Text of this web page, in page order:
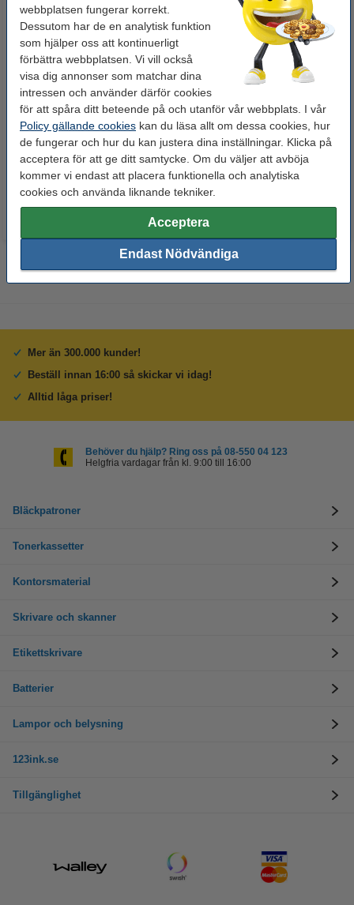
webbplatsen fungerar korrekt.
Dessutom har de en analytisk funktion
som hjälper oss att kontinuerligt
förbättra webbplatsen. Vi vill också
visa dig annonser som matchar dina
intressen och använder därför cookies
för att spåra ditt beteende på och utanför vår webbplats. I vår
Policy gällande cookies kan du läsa allt om dessa cookies, hur
de fungerar och hur du kan justera dina inställningar. Klicka på
acceptera för att ge ditt samtycke. Om du väljer att avböja
kommer vi endast att placera funktionella och analytiska
cookies och använda liknande tekniker.
Acceptera
Endast Nödvändiga
Märkpenna permanent 2.0mm -
4.0mm | Edding 8750 | gul
49 kr Inkl. 25% Moms
Kritpenna 1.0mm - 2.0mm |
Edding 4085 | hallonröd
40 kr Inkl. 25% Moms
Mer än 300.000 kunder!
Beställ innan 16:00 så skickar vi idag!
Alltid låga priser!
Behöver du hjälp? Ring oss på 08-550 04 123
Helgfria vardagar från kl. 9:00 till 16:00
Bläckpatroner
Tonerkassetter
Kontorsmaterial
Skrivare och skanner
Etikettskrivare
Batterier
Lampor och belysning
123ink.se
Tillgänglighet